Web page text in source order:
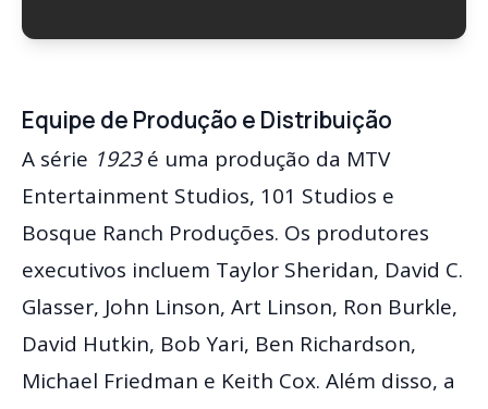
Equipe de Produção e Distribuição
A série 1923é uma produção da MTV
Entertainment Studios, 101 Studios e
Bosque Ranch Produções. Os produtores
executivos incluem Taylor Sheridan, David C.
Glasser, John Linson, Art Linson, Ron Burkle,
David Hutkin, Bob Yari, Ben Richardson,
Michael Friedman e Keith Cox. Além disso, a